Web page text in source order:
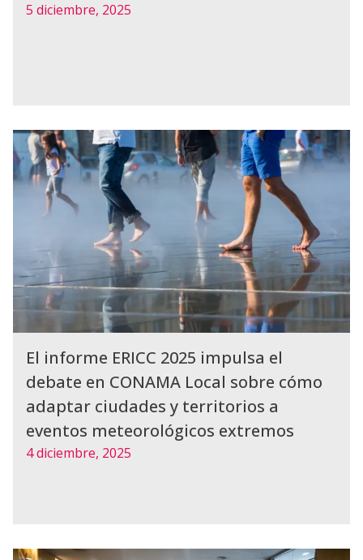
5 diciembre, 2025
El informe ERICC 2025 impulsa el
debate en CONAMA Local sobre cómo
adaptar ciudades y territorios a
eventos meteorológicos extremos
4 diciembre, 2025